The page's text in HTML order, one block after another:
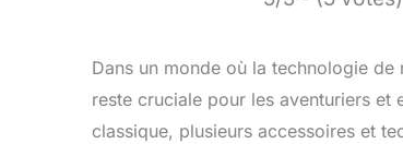
Dans un monde où la technologie de
reste cruciale pour les aventuriers et
classique, plusieurs accessoires et